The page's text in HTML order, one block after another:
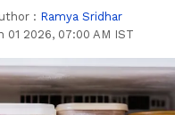
: Ramya Sridhar
01 2026, 07:00 AM IST